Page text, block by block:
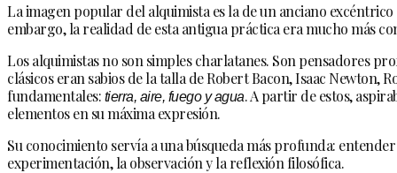
La imagen popular del alquimista es la de un anciano
embargo, la realidad de esta antigua práctica era mucho más
Los alquimistas no son simples charlatanes. Son pensadores
clásicos eran sabios de la talla de Robert Bacon, Isaac Newton,
fundamentales:tierra, aire, fuego y agua. A partir de estos,
elementos en su máxima expresión.
Su conocimiento servía a una búsqueda más profunda:
experimentación, la observación y la reflexión filosófica.